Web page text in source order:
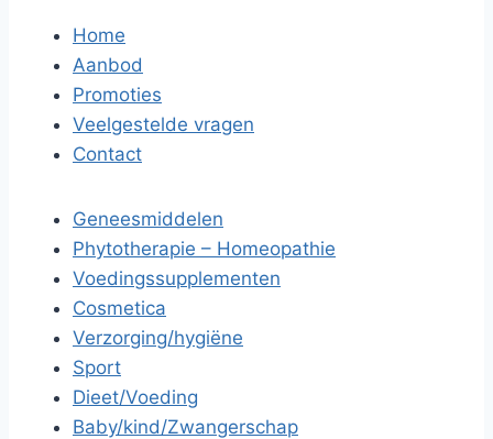
Home
Aanbod
Promoties
Veelgestelde vragen
Contact
Geneesmiddelen
Phytotherapie – Homeopathie
Voedingssupplementen
Cosmetica
Verzorging/hygiëne
Sport
Dieet/Voeding
Baby/kind/Zwangerschap